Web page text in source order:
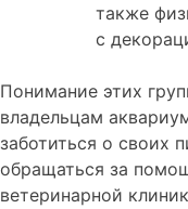
также
с
Понимание этих
владельцам
заботиться о своих
обращаться за
ветеринарной